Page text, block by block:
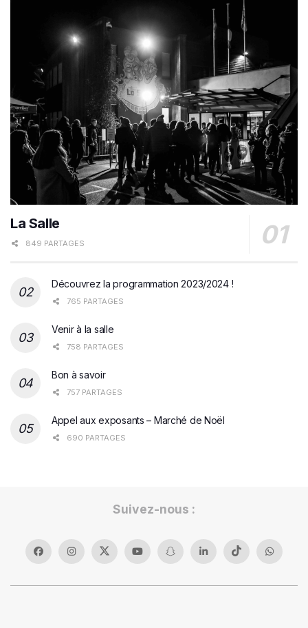
La Salle
849 PARTAGES
Découvrez la programmation 2023/2024 !
765 PARTAGES
Venir à la salle
758 PARTAGES
Bon à savoir
757 PARTAGES
Appel aux exposants – Marché de Noël
690 PARTAGES
Suivez-nous :